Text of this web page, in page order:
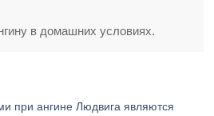
в домашних условиях.
при ангине Людвига являются